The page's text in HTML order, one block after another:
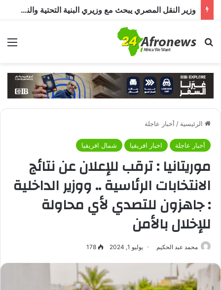
وزير النقل المصري يبحث مع وزيري البنية التحتية والنقل التشاديين تعزيز التعاون في مشروعات النقل واللوجستيات والطرق والسكك الحديدية
بحث عن
الرئيسية / أخبار عاجلة
أخبار عاجلة اخبار افريقيا شمال افريقيا
موريتانيا : ترقب للإعلان عن نتائج
الانتخابات الرئاسية .. ووزير الداخلية
: جاهزون للتصدي لأي محاولة
للإخلال بالأمن
محمد عبد الحكيم يوليو 1, 2024 178